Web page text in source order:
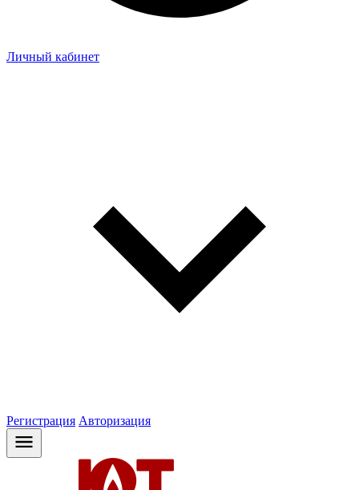
Личный кабинет
Регистрация Авторизация